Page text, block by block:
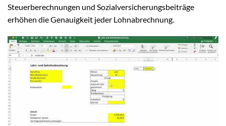
Steuerberechnungen und Sozialversicherungsbeiträge
erhöhen die Genauigkeit jeder Lohnabrechnung.